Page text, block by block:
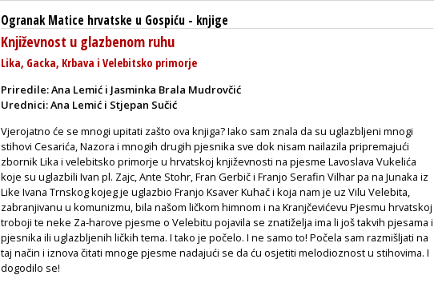
Ogranak Matice hrvatske u Gospiću - knjige
Književnost u glazbenom ruhu
Lika, Gacka, Krbava i Velebitsko primorje
Priredile: Ana Lemić i Jasminka Brala Mudrovčić
Urednici: Ana Lemić i Stjepan Sučić
Vjerojatno će se mnogi upitati zašto ova knjiga? Iako sam znala da su uglazbljeni mnogi
stihovi Cesarića, Nazora i mnogih drugih pjesnika sve dok nisam nailazila pripremajući
zbornik Lika i velebitsko primorje u hrvatskoj književnosti na pjesme Lavoslava Vukelića
koje su uglazbili Ivan pl. Zajc, Ante Stohr, Fran Gerbič i Franjo Serafin Vilhar pa na Junaka iz
Like Ivana Trnskog kojeg je uglazbio Franjo Ksaver Kuhač i koja nam je uz Vilu Velebita,
zabranjivanu u komunizmu, bila našom ličkom himnom i na Kranjčevićevu Pjesmu hrvatskoj
troboji te neke Za-harove pjesme o Velebitu pojavila se znatiželja ima li još takvih pjesama i
pjesnika ili uglazbljenih ličkih tema. I tako je počelo. I ne samo to! Počela sam razmišljati na
taj način i iznova čitati mnoge pjesme nadajući se da ću osjetiti melodioznost u stihovima. I
dogodilo se!